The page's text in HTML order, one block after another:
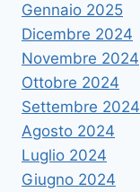
Gennaio 2025
Dicembre 2024
Novembre 2024
Ottobre 2024
Settembre 2024
Agosto 2024
Luglio 2024
Giugno 2024